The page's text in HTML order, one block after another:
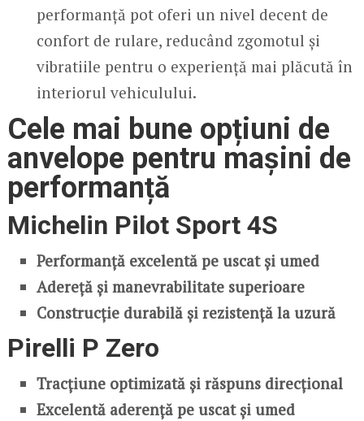
performanță pot oferi un nivel decent de
confort de rulare, reducând zgomotul și
vibratiile pentru o experiență mai plăcută în
interiorul vehiculului.
Cele mai bune opțiuni de
anvelope pentru mașini de
performanță
Michelin Pilot Sport 4S
Performanță excelentă pe uscat și umed
Adereță și manevrabilitate superioare
Construcție durabilă și rezistență la uzură
Pirelli P Zero
Tracțiune optimizată și răspuns direcțional
Excelentă aderență pe uscat și umed